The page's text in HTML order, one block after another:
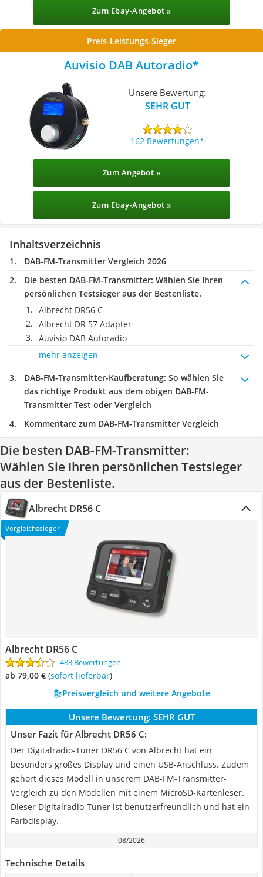
Zum Ebay-Angebot »
Preis-Leistungs-Sieger
Auvisio DAB Autoradio
Unsere Bewertung:
SEHR GUT
162 Bewertungen
Zum Angebot »
Zum Ebay-Angebot »
Inhaltsverzeichnis
DAB-FM-Transmitter Vergleich 2026
Die besten DAB-FM-Transmitter: Wählen Sie Ihren
persönlichen Testsieger aus der Bestenliste.
Albrecht DR56 C
Albrecht DR 57 Adapter
Auvisio DAB Autoradio
mehr anzeigen
DAB-FM-Transmitter-Kaufberatung: So wählen Sie
das richtige Produkt aus dem obigen DAB-FM-
Transmitter Test oder Vergleich
Kommentare zum DAB-FM-Transmitter Vergleich
Die besten DAB-FM-Transmitter:
Wählen Sie Ihren persönlichen Testsieger
aus der Bestenliste.
Albrecht DR56 C
Vergleichssieger
Albrecht DR56 C
483 Bewertungen
ab 79,00 € ( Sofort lieferbar)
Preisvergleich und weitere Angebote
Unsere Bewertung: SEHR GUT
Unser Fazit für Albrecht DR56 C:
Der Digitalradio-Tuner DR56 C von Albrecht hat ein
besonders großes Display und einen USB-Anschluss. Zudem
gehört dieses Modell in unserem DAB-FM-Transmitter-
Vergleich zu den Modellen mit einem MicroSD-Kartenleser.
Dieser Digitalradio-Tuner ist benutzerfreundlich und hat ein
Farbdisplay.
08/2026
Technische Details